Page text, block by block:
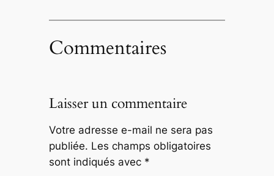
Commentaires
Laisser un commentaire
Votre adresse e-mail ne sera pas
publiée. Les champs obligatoires
sont indiqués avec *